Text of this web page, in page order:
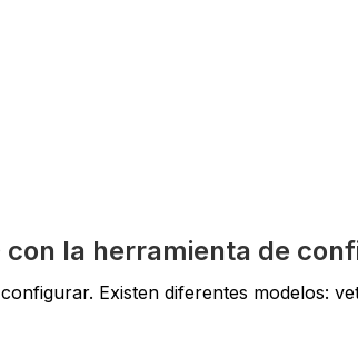
la herramienta de
Existen diferentes modelos: